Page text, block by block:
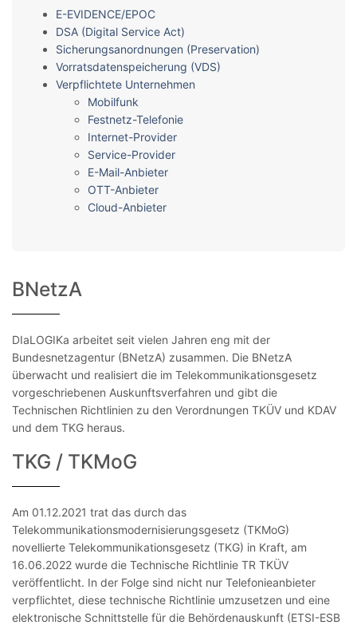
E-EVIDENCE/EPOC
DSA (Digital Service Act)
Sicherungsanordnungen (Preservation)
Vorratsdatenspeicherung (VDS)
Verpflichtete Unternehmen
Mobilfunk
Festnetz-Telefonie
Internet-Provider
Service-Provider
E-Mail-Anbieter
OTT-Anbieter
Cloud-Anbieter
BNetzA
DIaLOGIKa arbeitet seit vielen Jahren eng mit der
Bundesnetzagentur (BNetzA) zusammen. Die BNetzA
überwacht und realisiert die im Telekommunikationsgesetz
vorgeschriebenen Auskunftsverfahren und gibt die
Technischen Richtlinien zu den Verordnungen TKÜV und KDAV
und dem TKG heraus.
TKG / TKMoG
Am 01.12.2021 trat das durch das
Telekommunikationsmodernisierungsgesetz (TKMoG)
novellierte Telekommunikationsgesetz (TKG) in Kraft, am
16.06.2022 wurde die Technische Richtlinie TR TKÜV
veröffentlicht. In der Folge sind nicht nur Telefonieanbieter
verpflichtet, diese technische Richtlinie umzusetzen und eine
elektronische Schnittstelle für die Behördenauskunft (ETSI-ESB